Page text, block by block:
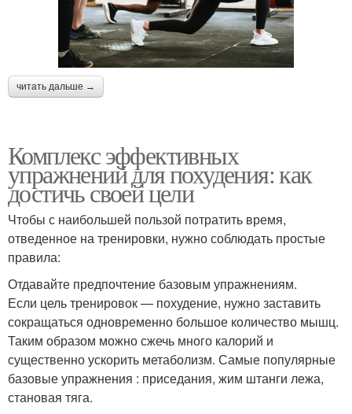
читать дальше →
Комплекс эффективных
упражнений для похудения: как
достичь своей цели
Чтобы с наибольшей пользой потратить время,
отведенное на тренировки, нужно соблюдать простые
правила:
Отдавайте предпочтение базовым упражнениям.
Если цель тренировок — похудение, нужно заставить
сокращаться одновременно большое количество мышц.
Таким образом можно сжечь много калорий и
существенно ускорить метаболизм. Самые популярные
базовые упражнения : приседания, жим штанги лежа,
становая тяга.